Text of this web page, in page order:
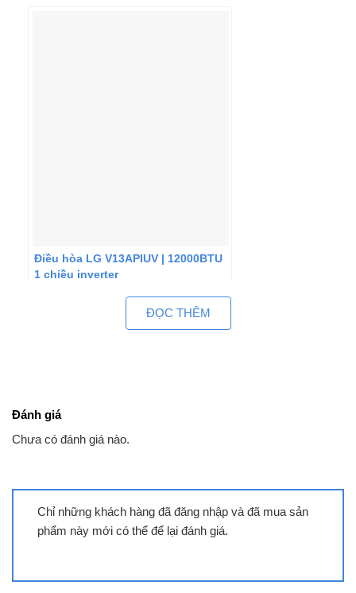
Điều hòa LG V13APIUV | 12000BTU
1 chiều inverter
Điều hòa LG V13APFP | 12000BTU 1
ĐỌC THÊM
Đánh giá
Chưa có đánh giá nào.
Chỉ những khách hàng đã đăng nhập và đã mua sản
phẩm này mới có thể để lại đánh giá.